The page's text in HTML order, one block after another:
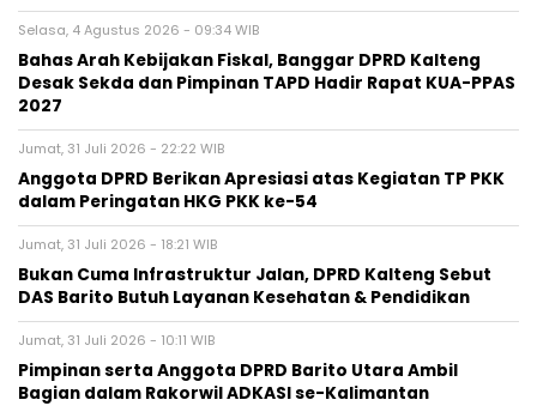
Selasa, 4 Agustus 2026 - 09:34 WIB
Bahas Arah Kebijakan Fiskal, Banggar DPRD Kalteng
Desak Sekda dan Pimpinan TAPD Hadir Rapat KUA-PPAS
2027
Jumat, 31 Juli 2026 - 22:22 WIB
Anggota DPRD Berikan Apresiasi atas Kegiatan TP PKK
dalam Peringatan HKG PKK ke-54
Jumat, 31 Juli 2026 - 18:21 WIB
Bukan Cuma Infrastruktur Jalan, DPRD Kalteng Sebut
DAS Barito Butuh Layanan Kesehatan & Pendidikan
Jumat, 31 Juli 2026 - 10:11 WIB
Pimpinan serta Anggota DPRD Barito Utara Ambil
Bagian dalam Rakorwil ADKASI se-Kalimantan